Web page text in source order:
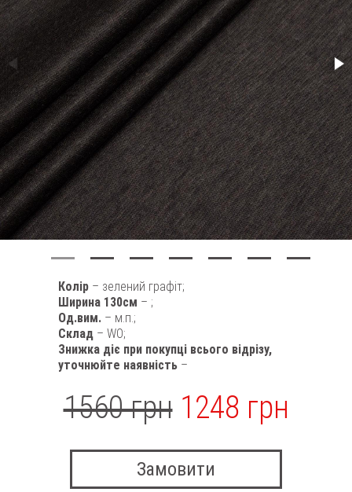
Колір – зелений графіт;
Ширина 130см – ;
Од.вим. – м.п.;
Склад – WO;
Знижка діє при покупці всього відрізу,
уточнюйте наявність –
1560 грн 1248 грн
Замовити